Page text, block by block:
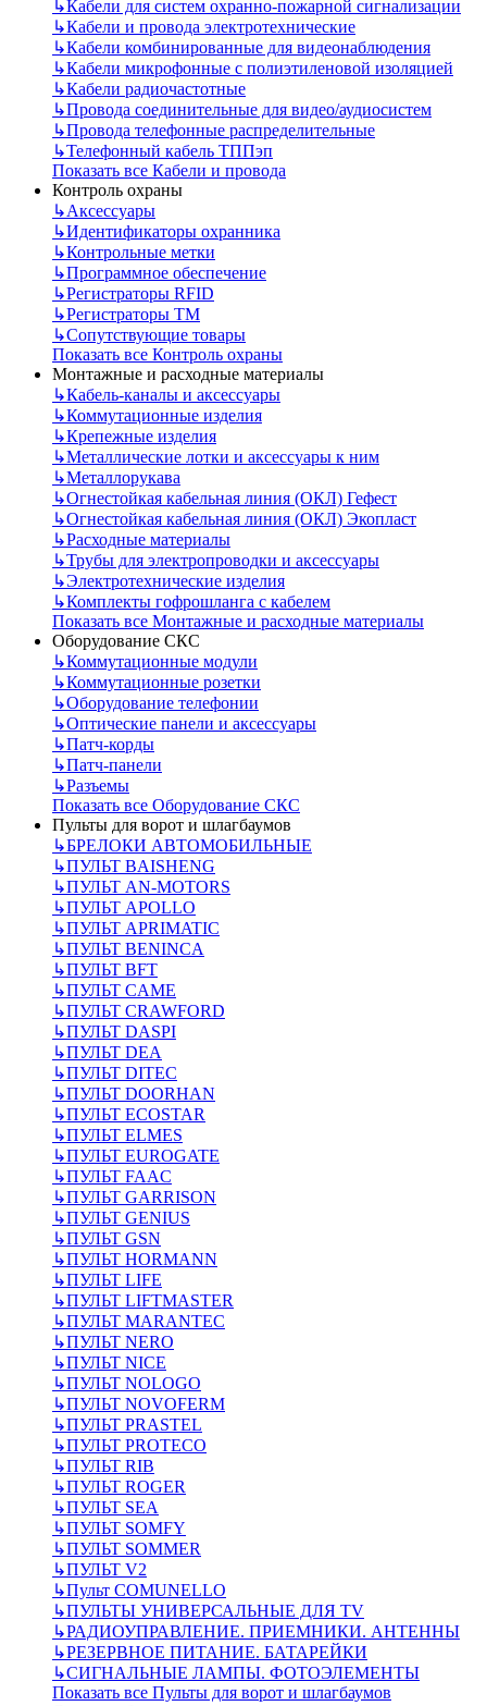
↳Кабели для систем охранно-пожарной сигнализации
↳Кабели и провода электротехнические
↳Кабели комбинированные для видеонаблюдения
↳Кабели микрофонные с полиэтиленовой изоляцией
↳Кабели радиочастотные
↳Провода соединительные для видео/аудиосистем
↳Провода телефонные распределительные
↳Телефонный кабель ТППэп
Показать все Кабели и провода
Контроль охраны
↳Аксессуары
↳Идентификаторы охранника
↳Контрольные метки
↳Программное обеспечение
↳Регистраторы RFID
↳Регистраторы ТМ
↳Сопутствующие товары
Показать все Контроль охраны
Монтажные и расходные материалы
↳Кабель-каналы и аксессуары
↳Коммутационные изделия
↳Крепежные изделия
↳Металлические лотки и аксессуары к ним
↳Металлорукава
↳Огнестойкая кабельная линия (ОКЛ) Гефест
↳Огнестойкая кабельная линия (ОКЛ) Экопласт
↳Расходные материалы
↳Трубы для электропроводки и аксессуары
↳Электротехнические изделия
↳Комплекты гофрошланга с кабелем
Показать все Монтажные и расходные материалы
Оборудование СКС
↳Коммутационные модули
↳Коммутационные розетки
↳Оборудование телефонии
↳Оптические панели и аксессуары
↳Патч-корды
↳Патч-панели
↳Разъемы
Показать все Оборудование СКС
Пульты для ворот и шлагбаумов
↳БРЕЛОКИ АВТОМОБИЛЬНЫЕ
↳ПУЛЬТ BAISHENG
↳ПУЛЬТ AN-MOTORS
↳ПУЛЬТ APOLLO
↳ПУЛЬТ APRIMATIC
↳ПУЛЬТ BENINCA
↳ПУЛЬТ BFT
↳ПУЛЬТ CAME
↳ПУЛЬТ CRAWFORD
↳ПУЛЬТ DASPI
↳ПУЛЬТ DEA
↳ПУЛЬТ DITEC
↳ПУЛЬТ DOORHAN
↳ПУЛЬТ ECOSTAR
↳ПУЛЬТ ELMES
↳ПУЛЬТ EUROGATE
↳ПУЛЬТ FAAC
↳ПУЛЬТ GARRISON
↳ПУЛЬТ GENIUS
↳ПУЛЬТ GSN
↳ПУЛЬТ HORMANN
↳ПУЛЬТ LIFE
↳ПУЛЬТ LIFTMASTER
↳ПУЛЬТ MARANTEC
↳ПУЛЬТ NERO
↳ПУЛЬТ NICE
↳ПУЛЬТ NOLOGO
↳ПУЛЬТ NOVOFERM
↳ПУЛЬТ PRASTEL
↳ПУЛЬТ PROTECO
↳ПУЛЬТ RIB
↳ПУЛЬТ ROGER
↳ПУЛЬТ SEA
↳ПУЛЬТ SOMFY
↳ПУЛЬТ SOMMER
↳ПУЛЬТ V2
↳Пульт СOMUNELLO
↳ПУЛЬТЫ УНИВЕРСАЛЬНЫЕ ДЛЯ TV
↳РАДИОУПРАВЛЕНИЕ. ПРИЕМНИКИ. АНТЕННЫ
↳РЕЗЕРВНОЕ ПИТАНИЕ. БАТАРЕЙКИ
↳СИГНАЛЬНЫЕ ЛАМПЫ. ФОТОЭЛЕМЕНТЫ
Показать все Пульты для ворот и шлагбаумов